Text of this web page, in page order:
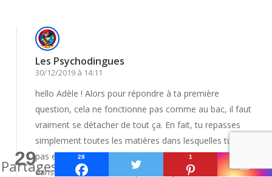
29
Partages
28 1
Les Psychodingues
30/12/2019 à 14:11
hello Adèle ! Alors pour répondre à ta première
question, cela ne fonctionne pas comme au bac, il faut
vraiment se détacher de tout ça. En fait, tu repasses
simplement toutes les matières dans lesquelles tu n’as
pas eu la moyenne et qui ne sont pas compensées
dans ton UE, c’est à dire que la moyenne de l’UE est